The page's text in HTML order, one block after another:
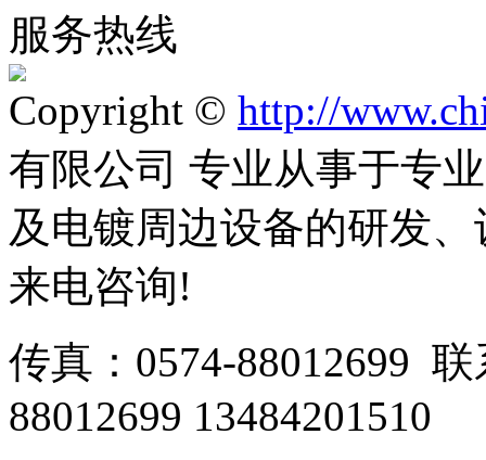
服务热线
Copyright © http://
有限公司 专业从事于专
及电镀周边设备的研发
来电咨询!
传真：0574-88012699
88012699 13484201510